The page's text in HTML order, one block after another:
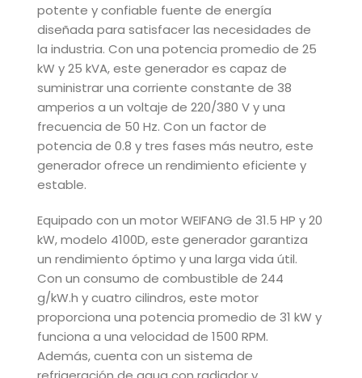
potente y confiable fuente de energía
diseñada para satisfacer las necesidades de
la industria. Con una potencia promedio de 25
kW y 25 kVA, este generador es capaz de
suministrar una corriente constante de 38
amperios a un voltaje de 220/380 V y una
frecuencia de 50 Hz. Con un factor de
potencia de 0.8 y tres fases más neutro, este
generador ofrece un rendimiento eficiente y
estable.
Equipado con un motor WEIFANG de 31.5 HP y 20
kW, modelo 4100D, este generador garantiza
un rendimiento óptimo y una larga vida útil.
Con un consumo de combustible de 244
g/kW.h y cuatro cilindros, este motor
proporciona una potencia promedio de 31 kW y
funciona a una velocidad de 1500 RPM.
Además, cuenta con un sistema de